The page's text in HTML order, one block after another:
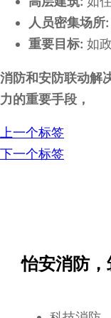
人员密集场所:
重要目标: 如
消防和安防联动解
力的重要手段，
上一个标签
下一个标签
怡安消防